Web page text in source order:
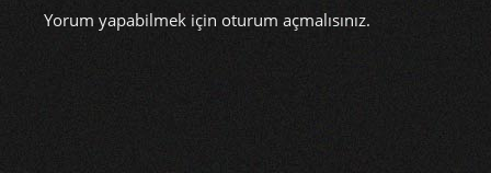
Yorum yapabilmek içinoturum açmalısınız.